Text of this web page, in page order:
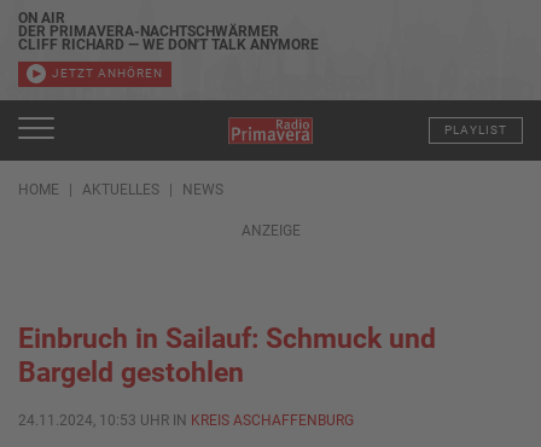
ON AIR
DER PRIMAVERA-NACHTSCHWÄRMER
CLIFF RICHARD — WE DON'T TALK ANYMORE
JETZT ANHÖREN
PLAYLIST
HOME AKTUELLES NEWS
ANZEIGE
Einbruch in Sailauf: Schmuck und
Bargeld gestohlen
24.11.2024, 10:53 UHR IN KREIS ASCHAFFENBURG